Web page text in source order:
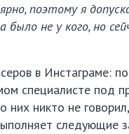
поэтому я
не у кого, но
в Инстаграме:
специалисте под
никто не
следующие